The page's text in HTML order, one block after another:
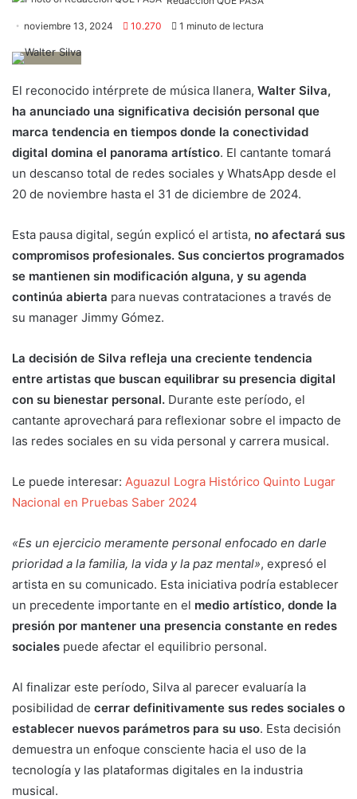
noviembre 13, 2024 10.270 1 minuto de lectura
El reconocido intérprete de música llanera, Walter Silva,
ha anunciado una significativa decisión personal que
marca tendencia en tiempos donde la conectividad
digital domina el panorama artístico. El cantante tomará
un descanso total de redes sociales y WhatsApp desde el
20 de noviembre hasta el 31 de diciembre de 2024.
Esta pausa digital, según explicó el artista, no afectará sus
compromisos profesionales. Sus conciertos programados
se mantienen sin modificación alguna, y su agenda
continúa abierta para nuevas contrataciones a través de
su manager Jimmy Gómez.
La decisión de Silva refleja una creciente tendencia
entre artistas que buscan equilibrar su presencia digital
con su bienestar personal. Durante este período, el
cantante aprovechará para reflexionar sobre el impacto de
las redes sociales en su vida personal y carrera musical.
Le puede interesar: Aguazul Logra Histórico Quinto Lugar
Nacional en Pruebas Saber 2024
«Es un ejercicio meramente personal enfocado en darle
prioridad a la familia, la vida y la paz mental», expresó el
artista en su comunicado. Esta iniciativa podría establecer
un precedente importante en el medio artístico, donde la
presión por mantener una presencia constante en redes
sociales puede afectar el equilibrio personal.
Al finalizar este período, Silva al parecer evaluaría la
posibilidad de cerrar definitivamente sus redes sociales o
establecer nuevos parámetros para su uso. Esta decisión
demuestra un enfoque consciente hacia el uso de la
tecnología y las plataformas digitales en la industria
musical.